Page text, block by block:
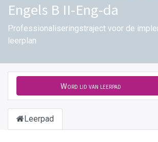
Engels B II-Eng-da
Professionaliseringstraject voor de
leerplan
Word lid van leerpad
Leerpad